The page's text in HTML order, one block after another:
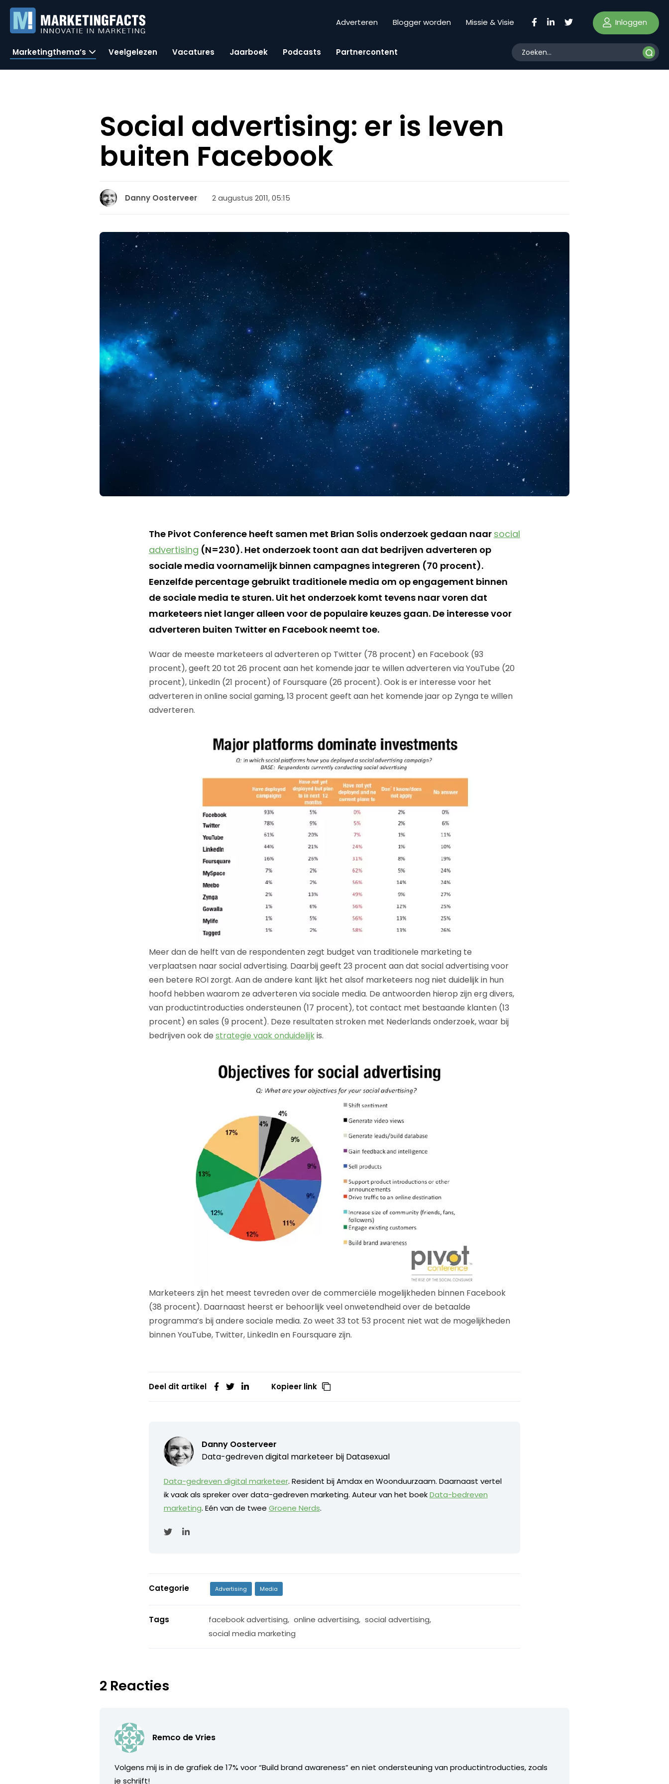
Adverteren Blogger worden Missie & Visie Inloggen
Marketingthema’s Veelgelezen Vacatures Jaarboek Podcasts Partnercontent
Social advertising: er is leven
buiten Facebook
Danny Oosterveer 2 augustus 2011, 05:15
The Pivot Conference heeft samen met Brian Solis onderzoek gedaan naar social
advertising (N=230). Het onderzoek toont aan dat bedrijven adverteren op
sociale media voornamelijk binnen campagnes integreren (70 procent).
Eenzelfde percentage gebruikt traditionele media om op engagement binnen
de sociale media te sturen. Uit het onderzoek komt tevens naar voren dat
marketeers niet langer alleen voor de populaire keuzes gaan. De interesse voor
adverteren buiten Twitter en Facebook neemt toe.
Waar de meeste marketeers al adverteren op Twitter (78 procent) en Facebook (93
procent), geeft 20 tot 26 procent aan het komende jaar te willen adverteren via YouTube (20
procent), LinkedIn (21 procent) of Foursquare (26 procent). Ook is er interesse voor het
adverteren in online social gaming, 13 procent geeft aan het komende jaar op Zynga te willen
adverteren.
Meer dan de helft van de respondenten zegt budget van traditionele marketing te
verplaatsen naar social advertising. Daarbij geeft 23 procent aan dat social advertising voor
een betere ROI zorgt. Aan de andere kant lijkt het alsof marketeers nog niet duidelijk in hun
hoofd hebben waarom ze adverteren via sociale media. De antwoorden hierop zijn erg divers,
van productintroducties ondersteunen (17 procent), tot contact met bestaande klanten (13
procent) en sales (9 procent). Deze resultaten stroken met Nederlands onderzoek, waar bij
bedrijven ook de strategie vaak onduidelijkis.
Marketeers zijn het meest tevreden over de commerciële mogelijkheden binnen Facebook
(38 procent). Daarnaast heerst er behoorlijk veel onwetendheid over de betaalde
programma’s bij andere sociale media. Zo weet 33 tot 53 procent niet wat de mogelijkheden
binnen YouTube, Twitter, LinkedIn en Foursquare zijn.
Deel dit artikel Kopieer link
Danny Oosterveer
Data-gedreven digital marketeer bij Datasexual
Data-gedreven digital marketeer. Resident bij Amdax en Woonduurzaam. Daarnaast vertel
ik vaak als spreker over data-gedreven marketing. Auteur van het boekData-bedreven
marketing. Eén van de twee Groene Nerds.
Categorie Advertising Media
Tags facebook advertising, online advertising, social advertising,
social media marketing
2 Reacties
Remco de Vries
Volgens mij is in de grafiek de 17% voor “Build brand awareness” en niet ondersteuning van productintroducties, zoals
je schrijft!